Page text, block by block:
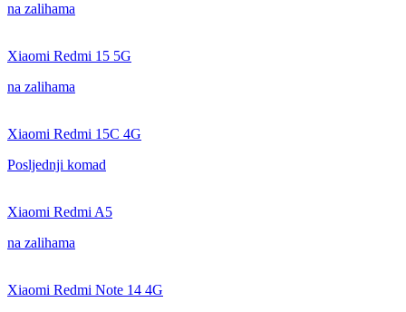
na zalihama
Xiaomi Redmi 15 5G
na zalihama
Xiaomi Redmi 15C 4G
Posljednji komad
Xiaomi Redmi A5
na zalihama
Xiaomi Redmi Note 14 4G